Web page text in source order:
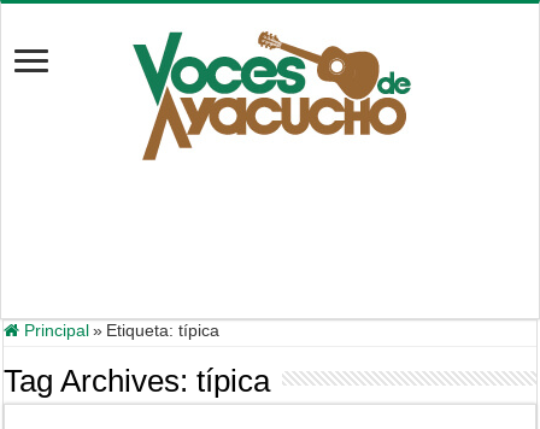
Principal » Etiqueta:típica
Tag Archives:típica